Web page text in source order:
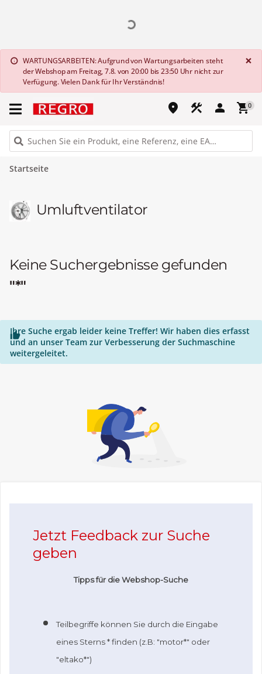
info WARTUNGSARBEITEN: Aufgrund von Wartungsarbeiten steht
der Webshop am Freitag, 7.8. von 20:00 bis 23:50 Uhr nicht zur
Verfügung. Vielen Dank für Ihr Verständnis!
×
place construction person shopping_cart0
Startseite
Umluftventilator
Keine Suchergebnisse gefunden
"*"

Ihre Suche ergab leider keine Treffer! Wir haben dies erfasst
und an unser Team zur Verbesserung der Suchmaschine
weitergeleitet.